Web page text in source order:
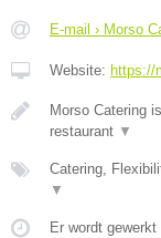
E-mail › Morso
Website: https://
Morso Catering
restaurant ▼
Catering,
▼
Er wordt